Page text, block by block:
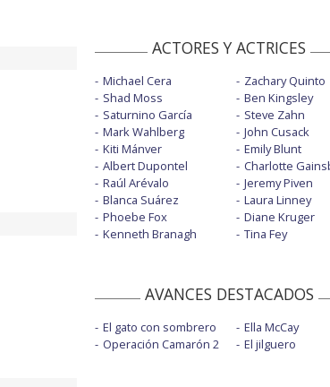
ACTORES Y ACTRICES
Michael Cera
Shad Moss
Saturnino García
Mark Wahlberg
Kiti Mánver
Albert Dupontel
Raúl Arévalo
Blanca Suárez
Phoebe Fox
Kenneth Branagh
Zachary Quinto
Ben Kingsley
Steve Zahn
John Cusack
Emily Blunt
Charlotte
Jeremy Piven
Laura Linney
Diane Kruger
Tina Fey
AVANCES DESTACADOS
El gato con sombrero
Operación Camarón 2
Ella McCay
El jilguero